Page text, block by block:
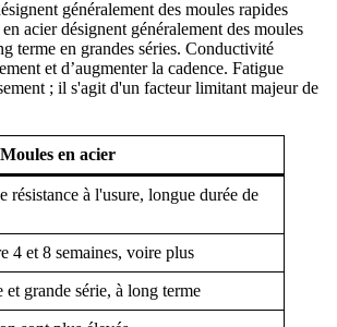
généralement des moules rapides
acier désignent généralement des moules
terme en grandes séries. Conductivité
et d’augmenter la cadence. Fatigue
; il s'agit d'un facteur limitant majeur de
Moules en acier
résistance à l'usure, longue durée de
4 et 8 semaines, voire plus
grande série, à long terme